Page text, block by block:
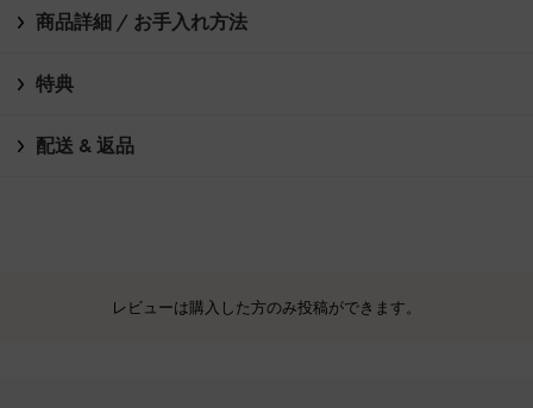
商品詳細 / お手入れ方法
特典
配送 & 返品
レビューは購入した方のみ投稿ができます。